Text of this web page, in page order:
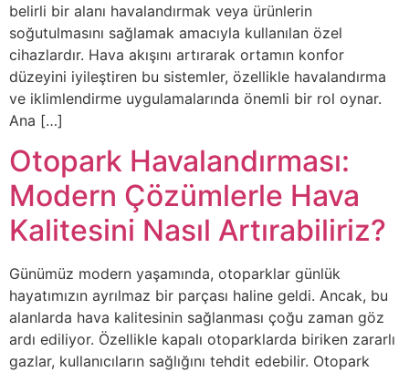
belirli bir alanı havalandırmak veya ürünlerin
soğutulmasını sağlamak amacıyla kullanılan özel
cihazlardır. Hava akışını artırarak ortamın konfor
düzeyini iyileştiren bu sistemler, özellikle havalandırma
ve iklimlendirme uygulamalarında önemli bir rol oynar.
Ana […]
Otopark Havalandırması:
Modern Çözümlerle Hava
Kalitesini Nasıl Artırabiliriz?
Günümüz modern yaşamında, otoparklar günlük
hayatımızın ayrılmaz bir parçası haline geldi. Ancak, bu
alanlarda hava kalitesinin sağlanması çoğu zaman göz
ardı ediliyor. Özellikle kapalı otoparklarda biriken zararlı
gazlar, kullanıcıların sağlığını tehdit edebilir. Otopark